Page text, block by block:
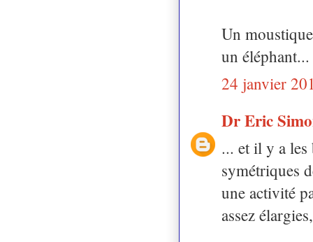
Un
un
24 janvier
Dr Eric
... et il y a les
symétriques
une activité
assez